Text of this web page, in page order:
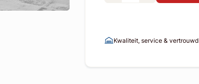
Kwaliteit, service & vertrouwd